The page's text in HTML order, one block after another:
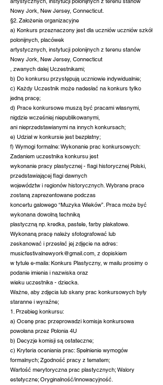
Nowy Jork, New Jersey, Connecticut.
§2. Założenia organizacyjne
a) Konkurs przeznaczony jest dla uczniów uczniów szkół
polonijnych, placówek
artystycznych, instytucji polonijnych z terenu stanów
Nowy Jork, New Jersey, Connecticut
, zwanych dalej Uczestnikami;
b) Do konkursu przystępują uczniowie indywidualnie;
c) Każdy Uczestnik może nadesłać na konkurs tylko
jedną pracę;
d) Prace konkursowe muszą być pracami własnymi,
nigdzie wcześniej niepublikowanymi,
ani nieprzedstawianymi na innych konkursach;
e) Udział w konkursie jest bezpłatny;
f) Wymogi formalne: Wykonanie prac konkursowych:
Zadaniem uczestnika konkursu jest
wykonanie pracy plastycznej - flagi historycznej Polski,
przedstawiającej flagi dawnych
województw i regionów historycznych. Wybrane prace
zostaną zaprezentowane podczas
koncertu galowego “Muzyka Wieków”. Praca może być
wykonana dowolną techniką
plastyczną np. kredka, pastele, farby plakatowe.
Wykonaną pracę należy sfotografować lub
zeskanować i przesłać jej zdjęcie na adres:
musicfestivalnewyork@gmail.com, z dopiskiem
w tytule e-maila: Konkurs Plastyczny, w mailu prosimy o
podanie imienia i nazwiska oraz
wieku uczestnika - dziecka.
Ważne, aby zdjęcia lub skany prac konkursowych były
staranne i wyraźne;
1. Przebieg konkursu:
a) Ocenę prac przeprowadzi komisja konkursowa
powołana przez Polonia 4U
b) Decyzje komisji są ostateczne;
c) Kryteria oceniania prac: Spełnienie wymogów
formalnych; Zgodność pracy z tematem;
Wartość merytoryczna prac plastycznych; Walory
estetyczne; Oryginalność/innowacyjność.